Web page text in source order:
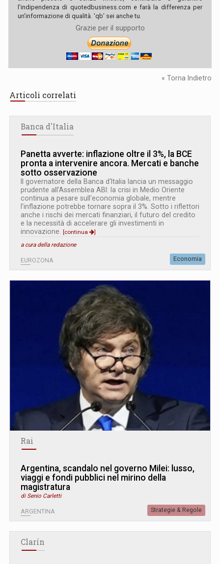
l'indipendenza di quotedbusiness.com e farà la differenza per
un'informazione di qualità. 'qb' sei anche tu.
Grazie per il supporto
« Torna Indietro
Articoli correlati
Banca d'Italia
Panetta avverte: inflazione oltre il 3%, la BCE
pronta a intervenire ancora. Mercati e banche
sotto osservazione
Il governatore della Banca d'Italia lancia un messaggio
prudente all'Assemblea ABI: la crisi in Medio Oriente
continua a pesare sull'economia globale, mentre
l'inflazione potrebbe tornare sopra il 3%. Sotto i riflettori
anche i rischi dei mercati finanziari, il futuro del credito
e la necessità di accelerare gli investimenti in
innovazione.
[continua
]
a cura della redazione
EUROZONA Economia
Rai
Argentina, scandalo nel governo Milei: lusso,
viaggi e fondi pubblici nel mirino della
magistratura
di Senio Carletti
ARGENTINA Strategie & Regole
Clarín